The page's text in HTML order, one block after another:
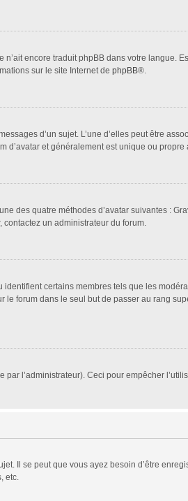
encore traduit phpBB dans votre langue.
sur le site Internet de phpBB®.
d’un sujet. L’une d’elles peut être
d’avatar et généralement est unique ou propre
des quatre méthodes d’avatar suivantes :
un administrateur du forum.
certains membres tels que les
forum dans le seul but de passer au rang
l’administrateur). Ceci pour empêcher
Il se peut que vous ayez besoin d’être
etc.